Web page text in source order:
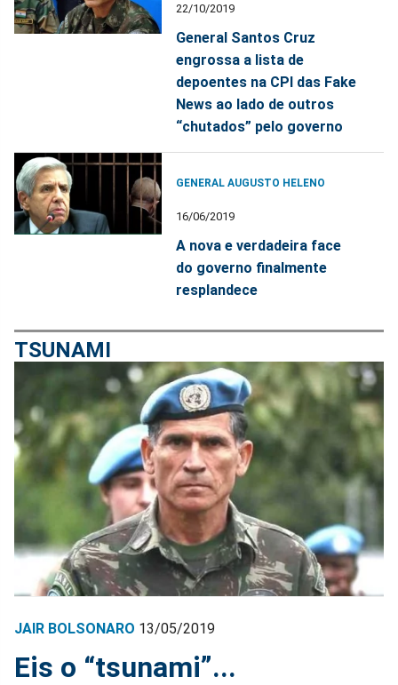
22/10/2019
General Santos Cruz
engrossa a lista de
depoentes na CPI das Fake
News ao lado de outros
“chutados” pelo governo
GENERAL AUGUSTO HELENO
16/06/2019
A nova e verdadeira face
do governo finalmente
resplandece
TSUNAMI
JAIR BOLSONARO 13/05/2019
Eis o “tsunami”...